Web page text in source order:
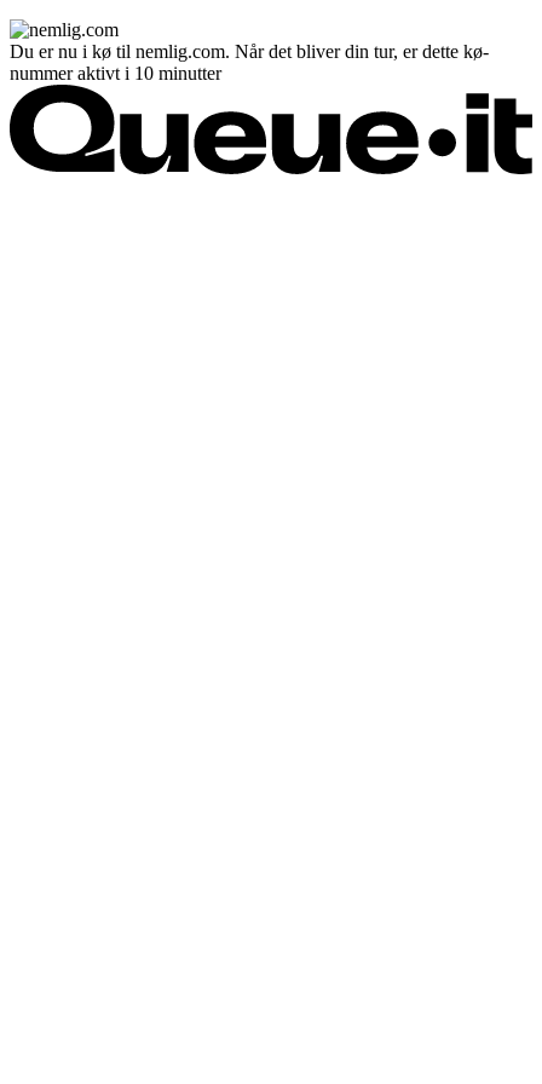
Du er nu i kø til nemlig.com. Når det bliver din tur, er dette kø-
nummer aktivt i 10 minutter